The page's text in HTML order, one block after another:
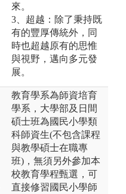
來。
3、超越：除了秉持既
有的豐厚傳統外，同
時也超越原有的思惟
與視野，邁向多元發
展。
教育學系為師資培育
學系，大學部及日間
碩士班為國民小學類
科師資生(不包含課程
與教學碩士在職專
班)，無須另外參加本
校教育學程甄選，可
直接修習國民小學師